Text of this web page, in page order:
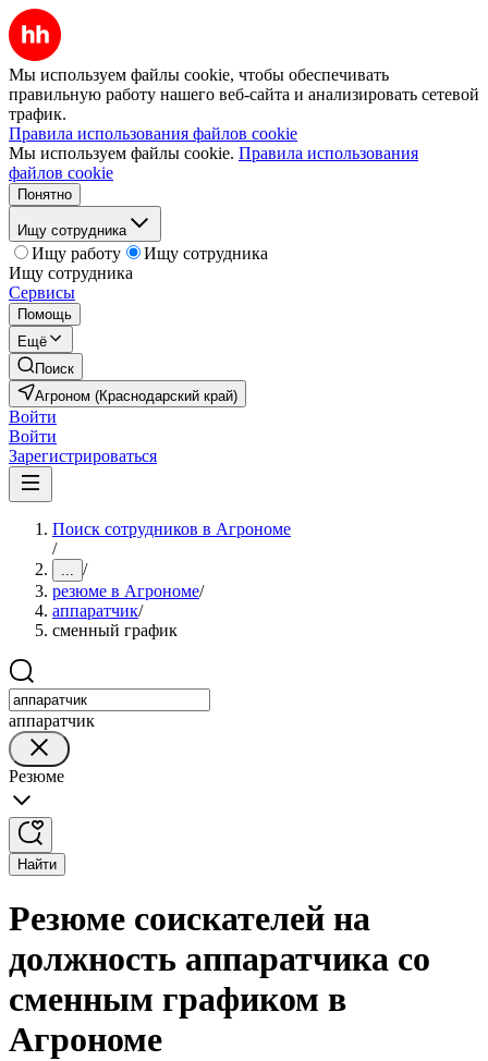
Мы используем файлы cookie, чтобы обеспечивать
правильную работу нашего веб-сайта и анализировать сетевой
трафик.
Правила использования файлов cookie
Мы используем файлы cookie. Правила использования
файлов cookie
Понятно
Ищу сотрудника
Ищу работу
Ищу сотрудника
Ищу сотрудника
Сервисы
Помощь
Ещё
Поиск
Агроном (Краснодарский край)
Войти
Войти
Зарегистрироваться
Поиск сотрудников в Агрономе
/
... /
резюме в Агрономе/
аппаратчик/
сменный график
аппаратчик
Резюме
Найти
Резюме соискателей на
должность аппаратчика со
сменным графиком в
Агрономе